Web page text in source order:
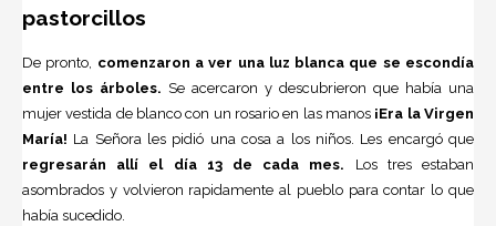
pastorcillos
De pronto, comenzaron a ver una luz blanca que se escondía
entre los árboles. Se acercaron y descubrieron que había una
mujer vestida de blanco con un rosario en las manos ¡Era la Virgen
María! La Señora les pidió una cosa a los niños. Les encargó que
regresarán allí el día 13 de cada mes. Los tres estaban
asombrados y volvieron rapidamente al pueblo para contar lo que
había sucedido.